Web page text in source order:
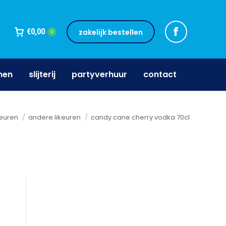
€0,00 0 zakelijk bestellen
slijterij partyverhuur contact
andere likeuren candy cane cherry vodka 70cl